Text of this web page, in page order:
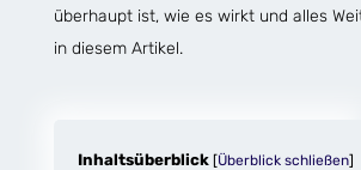
überhaupt ist, wie es wirkt und alles
in diesem Artikel.
Inhaltsüberblick [Überblick schließen]